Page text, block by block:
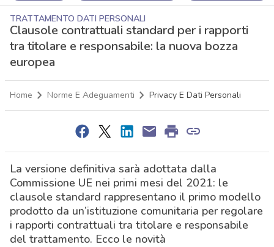
TRATTAMENTO DATI PERSONALI
Clausole contrattuali standard per i rapporti
tra titolare e responsabile: la nuova bozza
europea
Home Norme E Adeguamenti Privacy E Dati Personali
La versione definitiva sarà adottata dalla
Commissione UE nei primi mesi del 2021: le
clausole standard rappresentano il primo modello
prodotto da un’istituzione comunitaria per regolare
i rapporti contrattuali tra titolare e responsabile
del trattamento. Ecco le novità